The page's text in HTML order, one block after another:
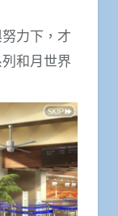
力下，才
和月世界